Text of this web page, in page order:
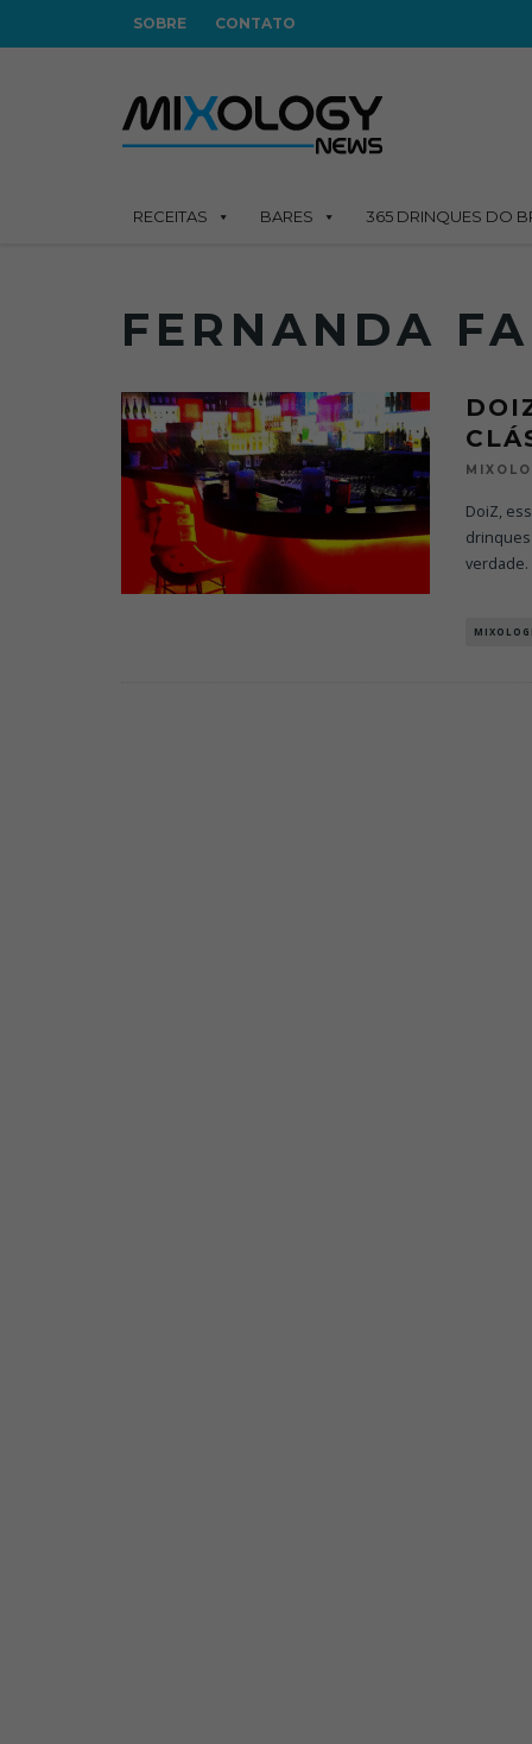
SOBRE CONTATO
RECEITAS BARES 365 DRINQUES DO
FERNANDA
DoiZ,
drinques